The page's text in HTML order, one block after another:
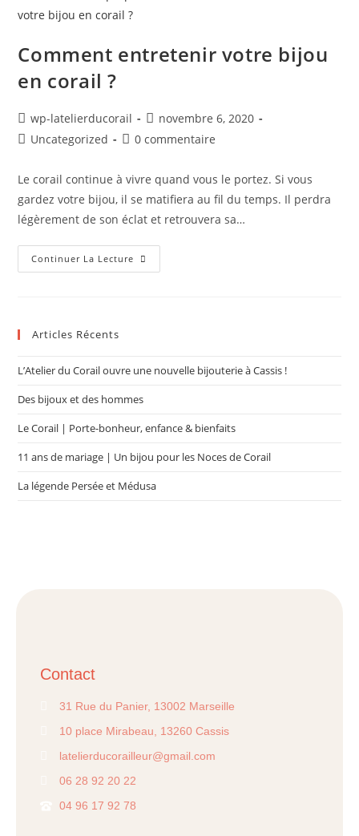
Comment entretenir votre bijou
en corail ?
wp-latelierducorail
novembre 6, 2020
Uncategorized
0 commentaire
Le corail continue à vivre quand vous le portez. Si vous
gardez votre bijou, il se matifiera au fil du temps. Il perdra
légèrement de son éclat et retrouvera sa…
Continuer La Lecture
Articles Récents
L’Atelier du Corail ouvre une nouvelle bijouterie à Cassis !
Des bijoux et des hommes
Le Corail | Porte-bonheur, enfance & bienfaits
11 ans de mariage | Un bijou pour les Noces de Corail
La légende Persée et Médusa
Contact
31 Rue du Panier, 13002 Marseille
10 place Mirabeau, 13260 Cassis
latelierducorailleur@gmail.com
06 28 92 20 22
04 96 17 92 78